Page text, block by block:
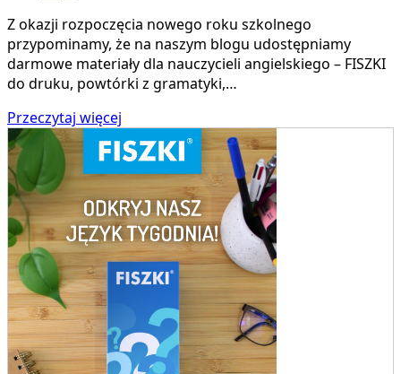
Z okazji rozpoczęcia nowego roku szkolnego
przypominamy, że na naszym blogu udostępniamy
darmowe materiały dla nauczycieli angielskiego – FISZKI
do druku, powtórki z gramatyki,…
Przeczytaj więcej